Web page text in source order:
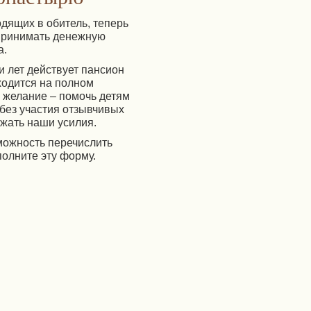
в обитель, теперь
денежную
действует пансион
на полном
– помочь детям
участия отзывчивых
наши усилия.
перечислить
эту форму.